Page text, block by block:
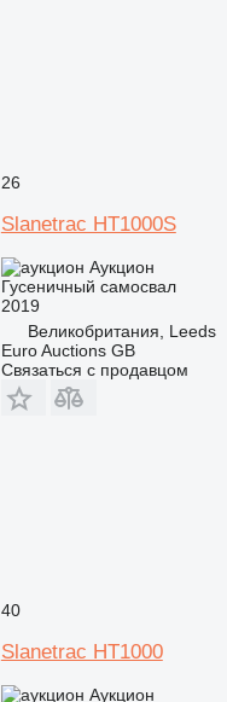
26
Slanetrac HT1000S
Аукцион
Гусеничный самосвал
2019
Великобритания, Leeds
Euro Auctions GB
Связаться с продавцом
40
Slanetrac HT1000
Аукцион